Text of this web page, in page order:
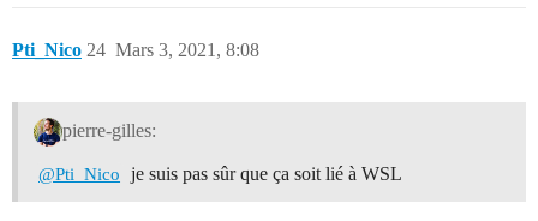
Pti_Nico Mars 3, 2021, 8:08
24
pierre-gilles:
@Pti_Nico je suis pas sûr que ça soit lié à WSL